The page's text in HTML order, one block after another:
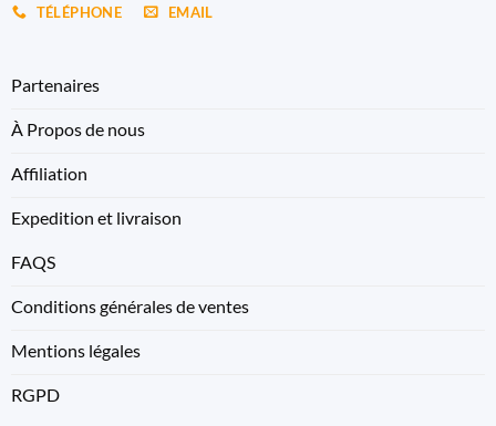
TÉLÉPHONE EMAIL
Partenaires
À Propos de nous
Affiliation
Expedition et livraison
FAQS
Conditions générales de ventes
Mentions légales
RGPD